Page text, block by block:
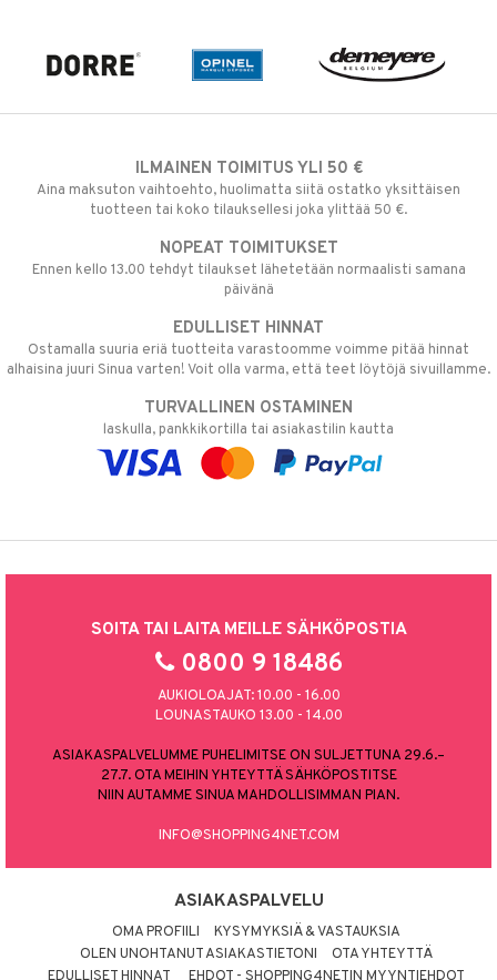
ILMAINEN TOIMITUS YLI 50 €
Aina maksuton vaihtoehto, huolimatta siitä ostatko yksittäisen
tuotteen tai koko tilauksellesi joka ylittää 50 €.
NOPEAT TOIMITUKSET
Ennen kello 13.00 tehdyt tilaukset lähetetään normaalisti samana
päivänä
EDULLISET HINNAT
Ostamalla suuria eriä tuotteita varastoomme voimme pitää hinnat
alhaisina juuri Sinua varten! Voit olla varma, että teet löytöjä sivuillamme.
TURVALLINEN OSTAMINEN
laskulla, pankkikortilla tai asiakastilin kautta
SOITA TAI LAITA MEILLE SÄHKÖPOSTIA
0800 9 18486
AUKIOLOAJAT: 10.00 - 16.00
LOUNASTAUKO 13.00 - 14.00
ASIAKASPALVELUMME PUHELIMITSE ON SULJETTUNA 29.6.–
27.7. OTA MEIHIN YHTEYTTÄ SÄHKÖPOSTITSE
NIIN AUTAMME SINUA MAHDOLLISIMMAN PIAN.
INFO@SHOPPING4NET.COM
ASIAKASPALVELU
OMA PROFIILI
KYSYMYKSIÄ & VASTAUKSIA
OLEN UNOHTANUT ASIAKASTIETONI
OTA YHTEYTTÄ